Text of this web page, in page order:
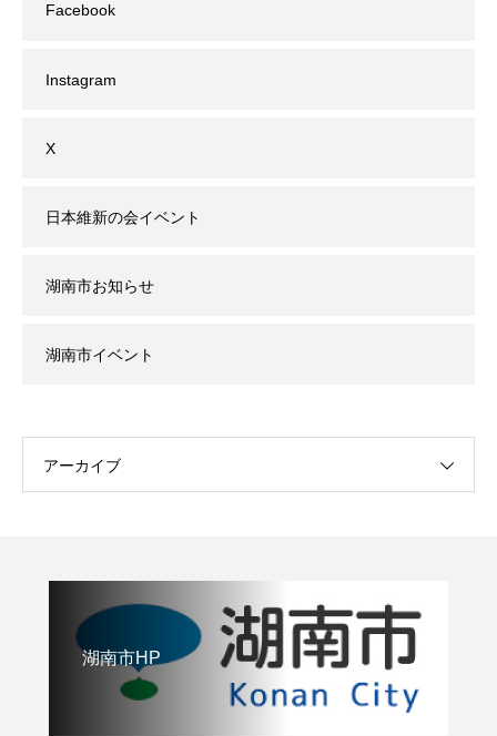
Facebook
Instagram
X
日本維新の会イベント
湖南市お知らせ
湖南市イベント
アーカイブ
湖南市HP